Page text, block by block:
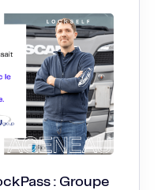
: Groupe